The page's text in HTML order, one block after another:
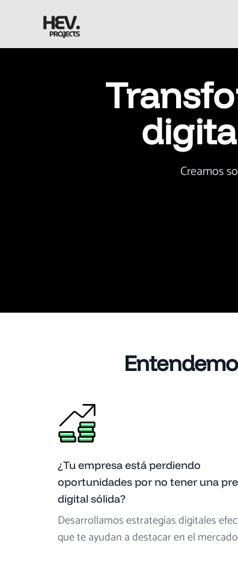
Creamos
¿Tu empresa está perdiendo
oportunidades por no tener una
digital sólida?
Desarrollamos estrategias digitales
que te ayudan a destacar en el